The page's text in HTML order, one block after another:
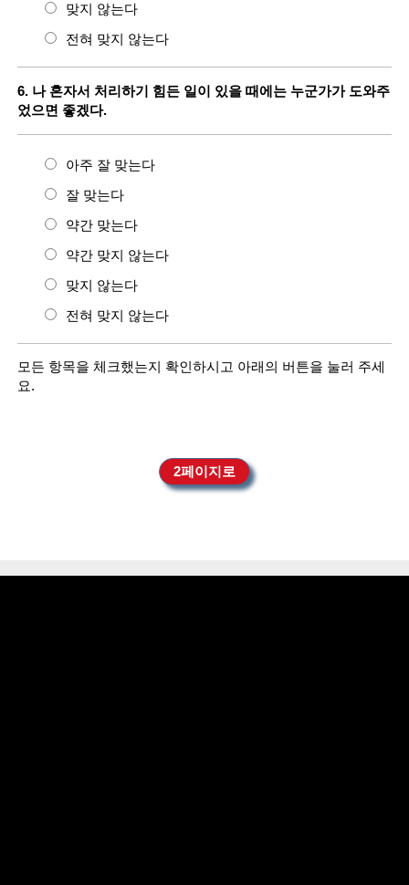
맞지 않는다
전혀 맞지 않는다
6. 나 혼자서 처리하기 힘든 일이 있을 때에는 누군가가 도와주
었으면 좋겠다.
아주 잘 맞는다
잘 맞는다
약간 맞는다
약간 맞지 않는다
맞지 않는다
전혀 맞지 않는다
모든 항목을 체크했는지 확인하시고 아래의 버튼을 눌러 주세
요.